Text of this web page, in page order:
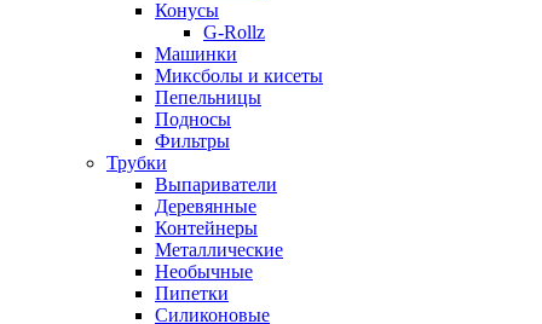
Конусы
G-Rollz
Машинки
Миксболы и кисеты
Пепельницы
Подносы
Фильтры
Трубки
Выпариватели
Деревянные
Контейнеры
Металлические
Необычные
Пипетки
Силиконовые